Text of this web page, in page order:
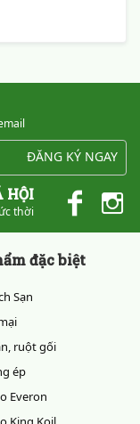
ĐĂNG KÝ NGAY
HỘI
thời
đặc biệt
Sạn
ruột gối
ép
Everon